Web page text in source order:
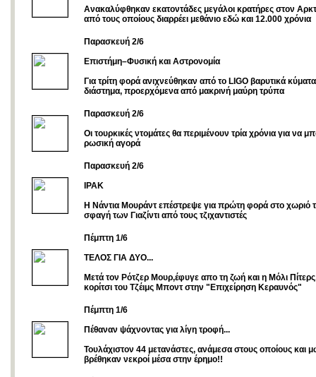
Ανακαλύφθηκαν εκατοντάδες μεγάλοι κρατήρες στον
από τους οποίους διαρρέει μεθάνιο εδώ και 12.000 χρόνια
Παρασκευή 2/6
Επιστήμη–Φυσική και Αστρονομία
Για τρίτη φορά ανιχνεύθηκαν από το LIGO βαρυτικά
διάστημα, προερχόμενα από μακρινή μαύρη τρύπα
Παρασκευή 2/6
Οι τουρκικές ντομάτες θα περιμένουν τρία χρόνια για να
ρωσική αγορά
Παρασκευή 2/6
ΙΡΑΚ
Η Νάντια Μουράντ επέστρεψε για πρώτη φορά στο χωριό
σφαγή των Γιαζίντι από τους τζιχαντιστές
Πέμπτη 1/6
ΤΕΛΟΣ ΓΙΑ ΔΥΟ...
Μετά τον Ρότζερ Μουρ,έφυγε απο τη ζωή και η Μόλι
κορίτσι του Τζέιμς Μποντ στην "Επιχείρηση Κεραυνός"
Πέμπτη 1/6
Πέθαναν ψάχνοντας για λίγη τροφή...
Τουλάχιστον 44 μετανάστες, ανάμεσα στους οποίους και
βρέθηκαν νεκροί μέσα στην έρημο!!